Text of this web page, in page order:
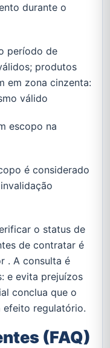
durante o
período de
produtos
em zona cinzenta:
válido
escopo na
é considerado
o status de
de contratar é
. A consulta é
e evita prejuízos
conclua que o
efeito regulatório.
(FAQ)